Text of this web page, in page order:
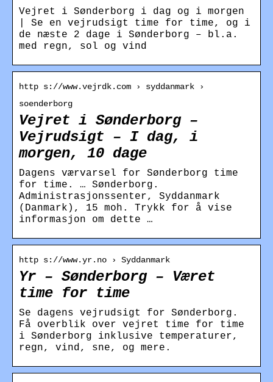
Vejret i Sønderborg i dag og i morgen
| Se en vejrudsigt time for time, og i
de næste 2 dage i Sønderborg – bl.a.
med regn, sol og vind
http s://www.vejrdk.com › syddanmark ›
soenderborg
Vejret i Sønderborg –
Vejrudsigt – I dag, i
morgen, 10 dage
Dagens værvarsel for Sønderborg time
for time. … Sønderborg.
Administrasjonssenter, Syddanmark
(Danmark), 15 moh. Trykk for å vise
informasjon om dette …
http s://www.yr.no › Syddanmark
Yr – Sønderborg – Været
time for time
Se dagens vejrudsigt for Sønderborg.
Få overblik over vejret time for time
i Sønderborg inklusive temperaturer,
regn, vind, sne, og mere.